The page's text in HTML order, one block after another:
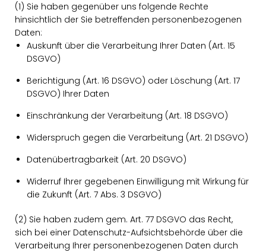
(1) Sie haben gegenüber uns folgende Rechte
hinsichtlich der Sie betreffenden personenbezogenen
Daten:
Auskunft über die Verarbeitung Ihrer Daten (Art. 15
DSGVO)
Berichtigung (Art. 16 DSGVO) oder Löschung (Art. 17
DSGVO) Ihrer Daten
Einschränkung der Verarbeitung (Art. 18 DSGVO)
Widerspruch gegen die Verarbeitung (Art. 21 DSGVO)
Datenübertragbarkeit (Art. 20 DSGVO)
Widerruf Ihrer gegebenen Einwilligung mit Wirkung für
die Zukunft (Art. 7 Abs. 3 DSGVO)
(2) Sie haben zudem gem. Art. 77 DSGVO das Recht,
sich bei einer Datenschutz-Aufsichtsbehörde über die
Verarbeitung Ihrer personenbezogenen Daten durch